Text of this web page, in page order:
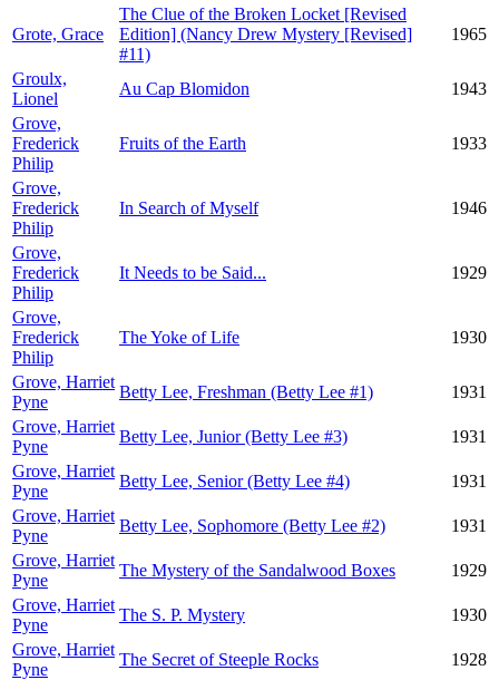
Grote, Grace
The Clue of the Broken Locket [Revised
Edition] (Nancy Drew Mystery [Revised]
#11)
1965
Groulx,
Lionel
Au Cap Blomidon
1943
Grove,
Frederick
Philip
Fruits of the Earth 1933
Grove,
Frederick
Philip
In Search of Myself 1946
Grove,
Frederick
Philip
It Needs to be Said... 1929
Grove,
Frederick
Philip
The Yoke of Life 1930
Grove, Harriet
Pyne
Betty Lee, Freshman (Betty Lee #1)
1931
Grove, Harriet
Pyne
Betty Lee, Junior (Betty Lee #3)
1931
Grove, Harriet
Pyne
Betty Lee, Senior (Betty Lee #4)
1931
Grove, Harriet
Pyne
Betty Lee, Sophomore (Betty Lee #2)
1931
Grove, Harriet
Pyne
The Mystery of the Sandalwood Boxes
1929
Grove, Harriet
Pyne
The S. P. Mystery
1930
Grove, Harriet
Pyne
The Secret of Steeple Rocks
1928